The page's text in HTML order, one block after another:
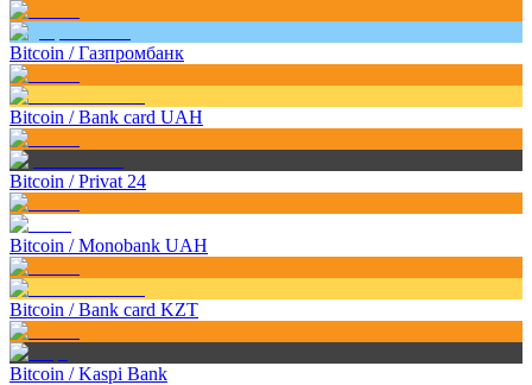
Bitcoin /Газпромбанк
Bitcoin /Bank card UAH
Bitcoin /Privat 24
Bitcoin /Monobank UAH
Bitcoin /Bank card KZT
Bitcoin /Kaspi Bank